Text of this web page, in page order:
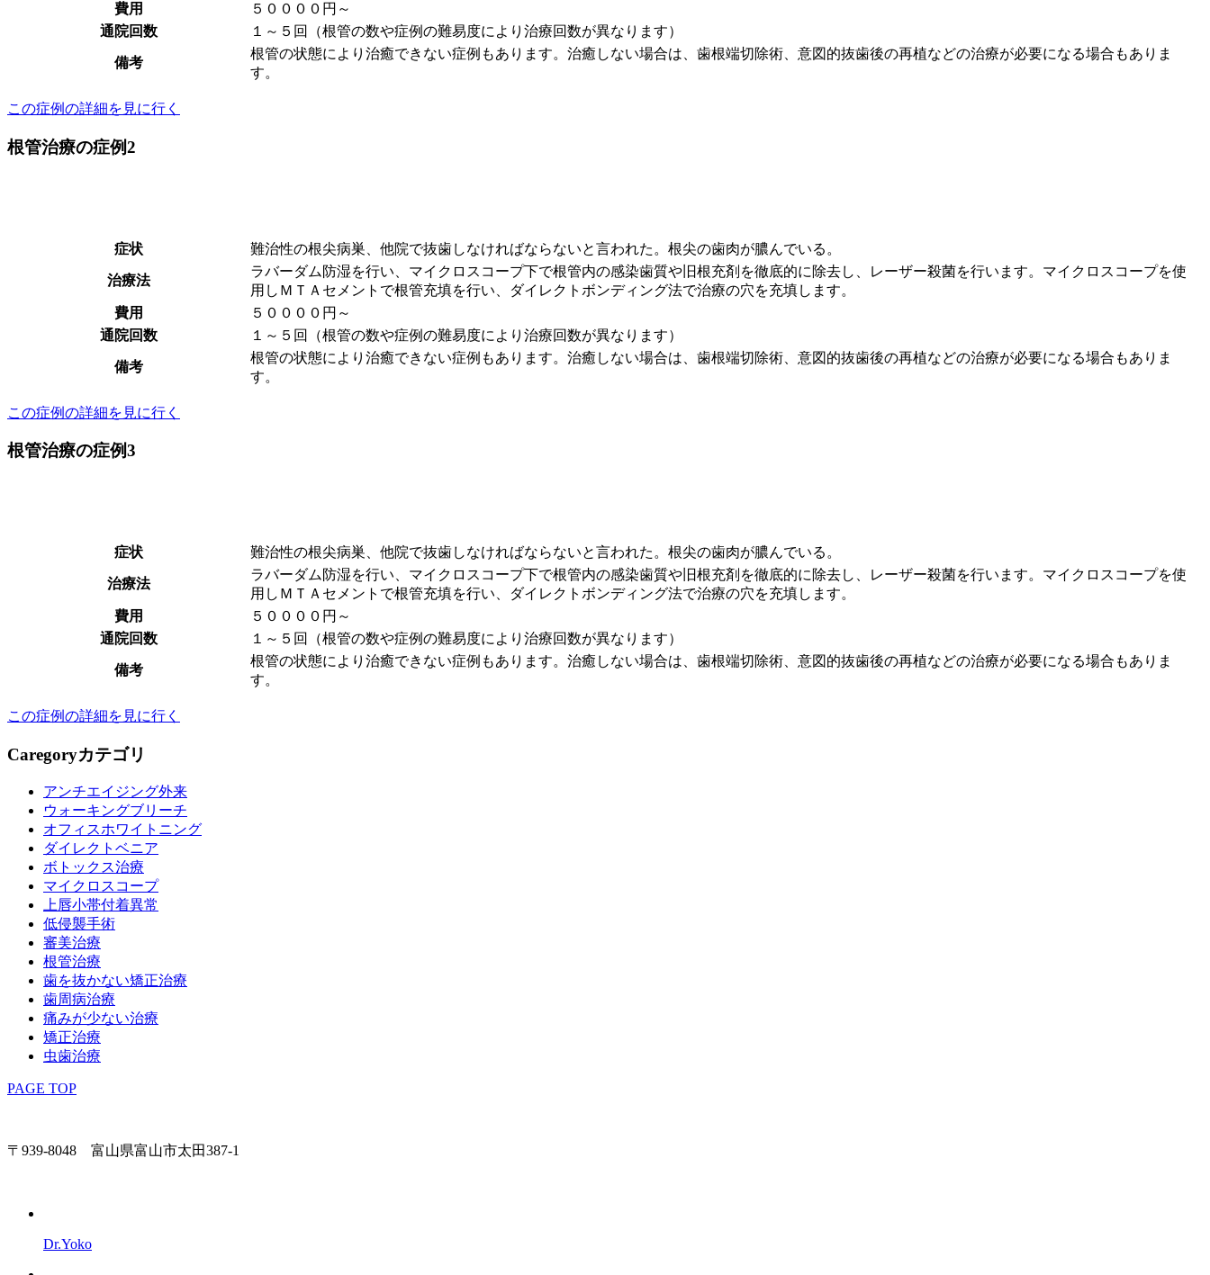
費用
５００００円～
通院回数
１～５回（根管の数や症例の難易度により治療回数が異なります）
備考
根管の状態により治癒できない症例もあります。治癒しない場合は、歯根端切除術、意図的抜歯後の再植などの治療が必要になる場合もありま
す。
この症例の詳細を見に行く
根管治療の症例2
症状 難治性の根尖病巣、他院で抜歯しなければならないと言われた。根尖の歯肉が膿んでいる。
治療法
ラバーダム防湿を行い、マイクロスコープ下で根管内の感染歯質や旧根充剤を徹底的に除去し、レーザー殺菌を行います。マイクロスコープを使
用しＭＴＡセメントで根管充填を行い、ダイレクトボンディング法で治療の穴を充填します。
費用
５００００円～
通院回数
１～５回（根管の数や症例の難易度により治療回数が異なります）
備考
根管の状態により治癒できない症例もあります。治癒しない場合は、歯根端切除術、意図的抜歯後の再植などの治療が必要になる場合もありま
す。
この症例の詳細を見に行く
根管治療の症例3
症状 難治性の根尖病巣、他院で抜歯しなければならないと言われた。根尖の歯肉が膿んでいる。
治療法
ラバーダム防湿を行い、マイクロスコープ下で根管内の感染歯質や旧根充剤を徹底的に除去し、レーザー殺菌を行います。マイクロスコープを使
用しＭＴＡセメントで根管充填を行い、ダイレクトボンディング法で治療の穴を充填します。
費用
５００００円～
通院回数
１～５回（根管の数や症例の難易度により治療回数が異なります）
備考
根管の状態により治癒できない症例もあります。治癒しない場合は、歯根端切除術、意図的抜歯後の再植などの治療が必要になる場合もありま
す。
この症例の詳細を見に行く
Caregoryカテゴリ
アンチエイジング外来
ウォーキングブリーチ
オフィスホワイトニング
ダイレクトベニア
ボトックス治療
マイクロスコープ
上唇小帯付着異常
低侵襲手術
審美治療
根管治療
歯を抜かない矯正治療
歯周病治療
痛みが少ない治療
矯正治療
虫歯治療
PAGE TOP
〒939-8048 富山県富山市太田387-1
Dr.Yoko